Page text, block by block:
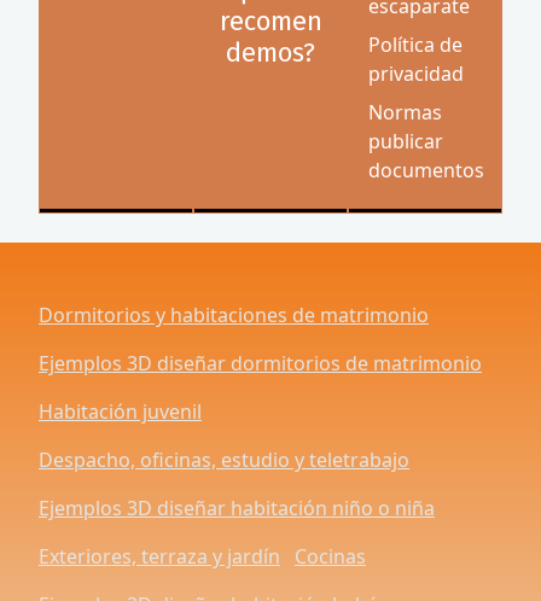
recomen
demos?
escaparate
Política de
privacidad
Normas
publicar
documentos
Dormitorios y habitaciones de matrimonio
Ejemplos 3D diseñar dormitorios de matrimonio
Habitación juvenil
Despacho, oficinas, estudio y teletrabajo
Ejemplos 3D diseñar habitación niño o niña
Exteriores, terraza y jardín
Cocinas